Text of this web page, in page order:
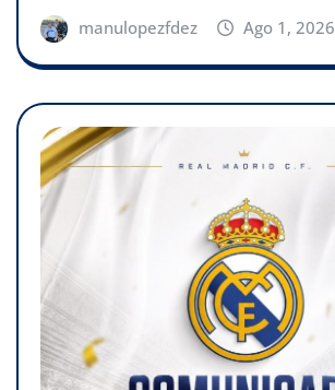
manulopezfdez Ago 1, 2026